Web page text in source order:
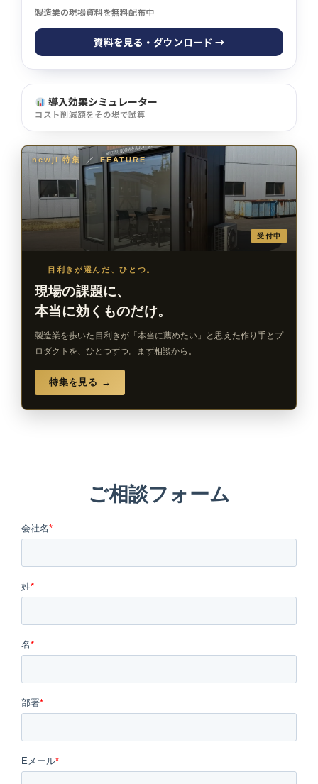
製造業の現場資料を無料配布中
資料を見る・ダウンロード →
導入効果シミュレーター
コスト削減額をその場で試算
newji 特集 ／ FEATURE
受付中
目利きが選んだ、ひとつ。
現場の課題に、
本当に効くものだけ。
製造業を歩いた目利きが「本当に薦めたい」と思えた作り手とプ
ロダクトを、ひとつずつ。まず相談から。
特集を見る →